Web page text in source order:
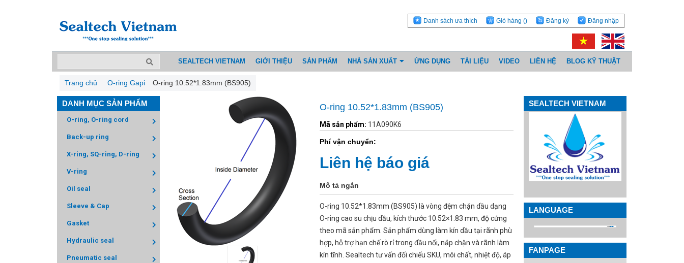
Danh sách ưa thích Giỏ hàng () Đăng ký Đăng nhập
SEALTECH VIETNAM GIỚI THIỆU SẢN PHẨM NHÀ SẢN XUẤT ỨNG DỤNG TÀI LIỆU VIDEO LIÊN HỆ BLOG KỸ THUẬT
Trang chủ O-ring Gapi O-ring 10.52*1.83mm (BS905)
DANH MỤC SẢN PHẨM
O-ring, O-ring cord
Back-up ring
X-ring, SQ-ring, D-ring
V-ring
Oil seal
Sleeve & Cap
Gasket
Hydraulic seal
Pneumatic seal
O-ring 10.52*1.83mm (BS905)
Mã sản phẩm: 11A090K6
Phí vận chuyển:
Liên hệ báo giá
Mô tả ngắn
O-ring 10.52*1.83mm (BS905) là vòng đệm chặn dầu dạng
O-ring cao su chịu dầu, kích thước 10.52×1.83 mm, độ cứng
theo mã sản phẩm. Sản phẩm dùng làm kín dầu tại rãnh phù
hợp, hỗ trợ hạn chế rò rỉ trong đầu nối, nắp chặn và rãnh làm
kín tĩnh. Sealtech tư vấn đối chiếu SKU, môi chất, nhiệt độ, áp
SEALTECH VIETNAM
LANGUAGE
FANPAGE